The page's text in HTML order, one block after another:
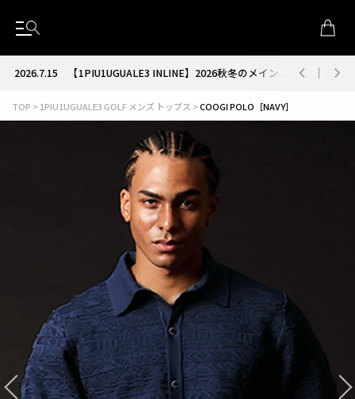
2026.7.15【1PIU1UGUALE3 INLINE】2026秋冬のメインコレクションが
TOP 1PIU1UGUALE3 GOLF メンズ トップス COOGI POLO［NAVY］